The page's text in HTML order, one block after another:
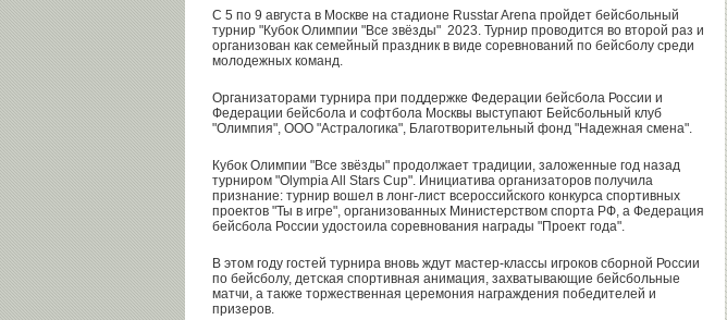
С 5 по 9 августа в Москве на стадионе Russtar Arena пройдет бейсбольный
турнир "Кубок Олимпии "Все звёзды" 2023. Турнир проводится во второй раз и
организован как семейный праздник в виде соревнований по бейсболу среди
молодежных команд.
Организаторами турнира при поддержке Федерации бейсбола России и
Федерации бейсбола и софтбола Москвы выступают Бейсбольный клуб
"Олимпия", ООО "Астралогика", Благотворительный фонд "Надежная смена".
Кубок Олимпии "Все звёзды" продолжает традиции, заложенные год назад
турниром "Olympia All Stars Cup". Инициатива организаторов получила
признание: турнир вошел в лонг-лист всероссийского конкурса спортивных
проектов "Ты в игре", организованных Министерством спорта РФ, а Федерация
бейсбола России удостоила соревнования награды "Проект года".
В этом году гостей турнира вновь ждут мастер-классы игроков сборной России
по бейсболу, детская спортивная анимация, захватывающие бейсбольные
матчи, а также торжественная церемония награждения победителей и
призеров.